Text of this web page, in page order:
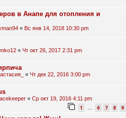
в Анапе для отопления и
« Вс янв 14, 2018 10:30 pm
« Чт окт 26, 2017 2:31 pm
« Чт дек 22, 2016 3:00 pm
« Ср окт 19, 2016 4:11 pm
1 … 6 7 8 9